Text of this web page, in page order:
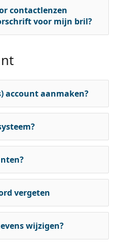
contactlenzen
voor mijn bril?
account aanmaken?
vergeten
wijzigen?